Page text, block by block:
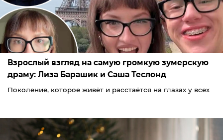
Взрослый взгляд на самую громкую зумерскую
драму: Лиза Барашик и Саша Теслонд
Поколение, которое живёт и расстаётся на глазах у всех